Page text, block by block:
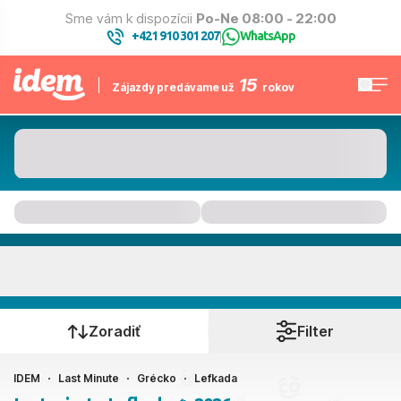
Sme vám k dispozícii Po-Ne 08:00 - 22:00
+421 910 301 207| WhatsApp
Zájazdy predávame už 15 rokov
Kedy cestujete?
Ako cestujete?
Zoradiť Filter
IDEM Last Minute Grécko Lefkada